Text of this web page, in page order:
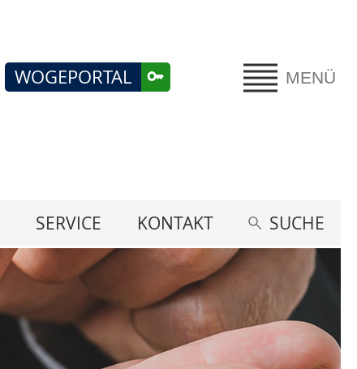
MENÜ
WOGEPORTAL
SERVICE KONTAKT SUCHE